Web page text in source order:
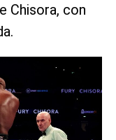
Chisora, con